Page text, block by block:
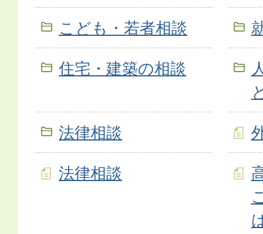
こども・若者相談
住宅・建築の相談
法律相談
法律相談